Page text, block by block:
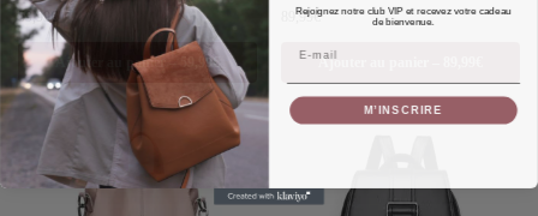
59,99€
Ajouter au panier – 59,99€
89,99€
Ajouter au panier – 89,99€
Rejoignez notre club VIP et recevez votre cadeau
de bienvenue.
M’INSCRIRE